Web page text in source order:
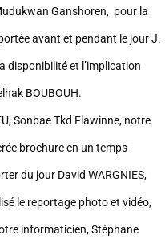
Ganshoren, pour la
avant et pendant le jour J.
disponibilité et l’implication
BOUBOUH.
Sonbae Tkd Flawinne, notre
brochure en un temps
du jour David WARGNIES,
le reportage photo et vidéo,
informaticien, Stéphane